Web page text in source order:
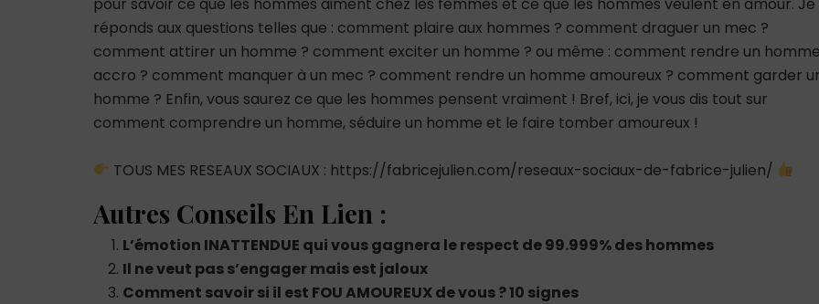
réponds aux questions telles que : comment plaire aux hommes ? comment draguer un mec ?
comment attirer un homme ? comment exciter un homme ? ou même : comment rendre un
accro ? comment manquer à un mec ? comment rendre un homme amoureux ? comment garder
homme ? Enfin, vous saurez ce que les hommes pensent vraiment ! Bref, ici, je vous dis tout sur
comment comprendre un homme, séduire un homme et le faire tomber amoureux !
TOUS MES RESEAUX SOCIAUX : https://fabricejulien.com/reseaux-sociaux-de-fabrice-julien/
Autres Conseils En Lien :
L’émotion INATTENDUE qui vous gagnera le respect de 99.999% des hommes
Il ne veut pas s’engager mais est jaloux
Comment savoir si il est FOU AMOUREUX de vous ? 10 signes